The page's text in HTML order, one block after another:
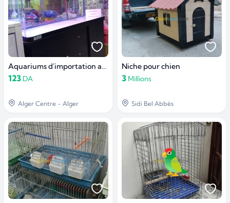
Aquariums d'importation avec meuble d'origine
123 DA
Alger Centre - Alger
Niche pour chien
3 Millions
Sidi Bel Abbès